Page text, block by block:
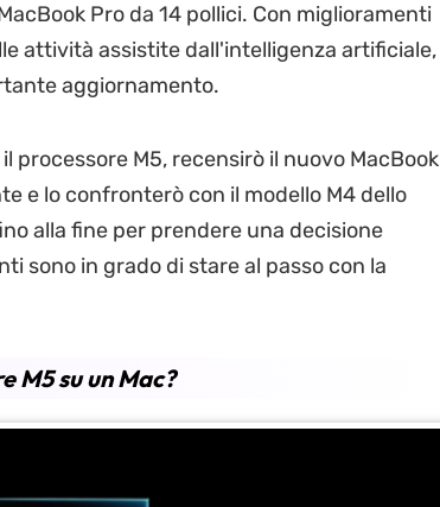
Pro da 14 pollici. Con miglioramenti
attività assistite dall'intelligenza artificiale,
aggiornamento.
processore M5, recensirò il nuovo MacBook
e lo confronterò con il modello M4 dello
alla fine per prendere una decisione
sono in grado di stare al passo con la
M5 su un Mac?